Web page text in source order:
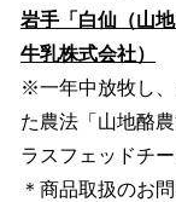
岩手「白仙（山
牛乳株式会社）
※一年中放牧し
た農法「山地酪
ラスフェッドチー
＊商品取扱のお